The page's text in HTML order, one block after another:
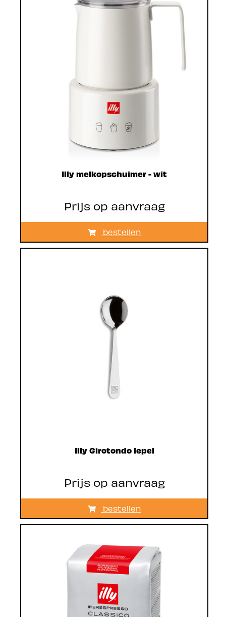
Illy melkopschuimer - wit
Prijs op aanvraag
bestellen
Illy Girotondo lepel
Prijs op aanvraag
bestellen